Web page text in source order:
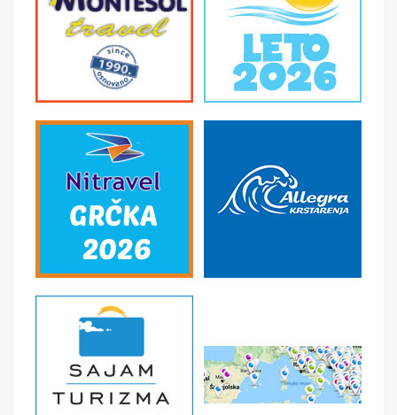
4. dan (utorak 23. jun / 14. jul / 04. avgust / 25. avgust) do
09. dan (nedelja 28. jun / 19. jul / 09. avgust / 30. avgust)
U jutarnjim satima dolazak u luku Vila San Đovani odakle
SICILIJU. Dolazak u Mesinu. Nakon kraćeg obilaska,
slobodno vreme u centru grada. Potom sledi odlazak u
letovalište. Smeštaj u hotel nakon 14.00 časova.
Noćenje.
Seldi boravak na bazi 6 noćenja sa doručkom sa
odabranom hotelu. Tokom boravka biće organizovano
sledeći fakultativni izleti:
Etna – poludnevni izlet
Sirakuza i Noto – celodnevni izlet
Palermo – celodnevni izlet